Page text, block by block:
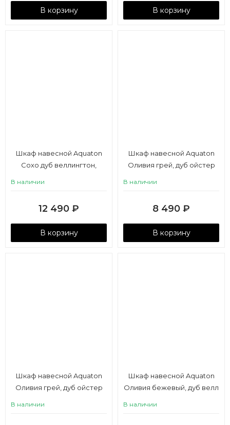
В корзину В корзину
Шкаф навесной Aquaton
Сохо дуб веллингтон,
В наличии
12 490 ₽
В корзину
Шкаф навесной Aquaton
Оливия грей, дуб ойстер
В наличии
8 490 ₽
В корзину
Шкаф навесной Aquaton
Оливия грей, дуб ойстер
В наличии
Шкаф навесной Aquaton
Оливия бежевый, дуб велл
В наличии